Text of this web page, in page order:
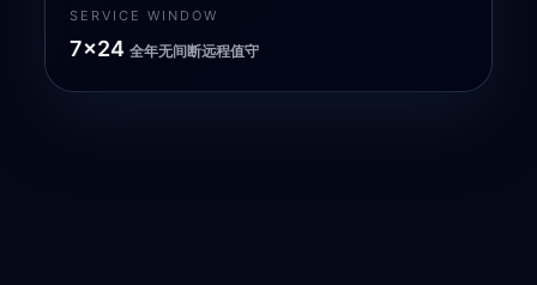
SERVICE WINDOW
7×24 全年无间断远程值守